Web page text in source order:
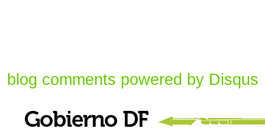
blog comments powered by Disqus